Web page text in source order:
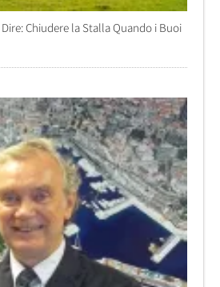
Chiudere la Stalla Quando i Buoi